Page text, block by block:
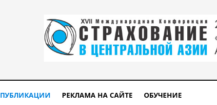
ПУБЛИКАЦИИ РЕКЛАМА НА САЙТЕ ОБУЧЕНИЕ